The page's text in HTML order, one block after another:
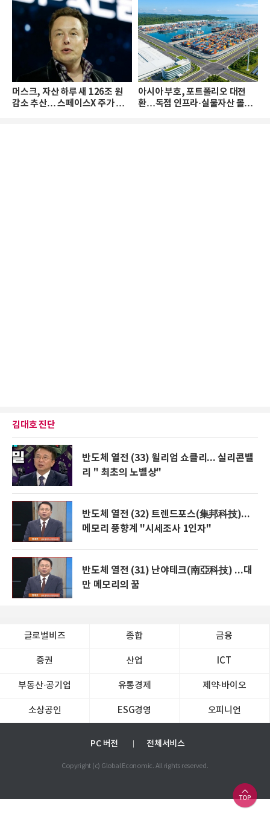
머스크, 자산 하루 새 126조 원
감소 추산… 스페이스X 주가 하
아시아 부호, 포트폴리오 대전
환…독점 인프라·실물자산 몰린
김대호 진단
반도체 열전 (33) 윌리엄 쇼클리... 실리콘밸
리 " 최초의 노벨상"
반도체 열전 (32) 트렌드포스(集邦科技)...
메모리 풍향계 "시세조사 1인자"
반도체 열전 (31) 난야테크(南亞科技) ...대
만 메모리의 꿈
글로벌비즈 종합 금융
증권 산업 ICT
부동산·공기업 유통경제 제약∙바이오
소상공인 ESG경영 오피니언
PC 버전 전체서비스
Copyright (c) Global Economic. All rights reserved.